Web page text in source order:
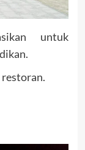
untuk
restoran.